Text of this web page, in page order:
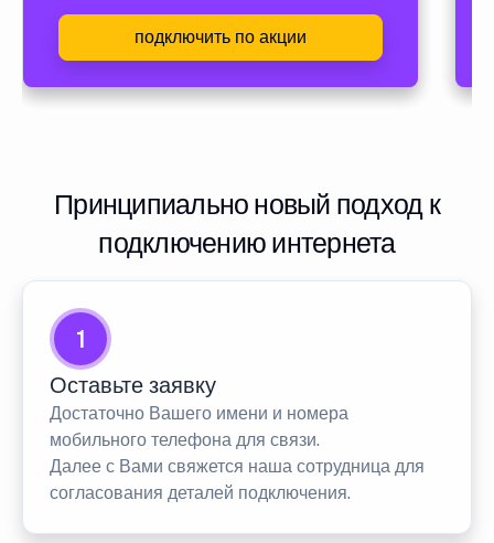
подключить по акции
Принципиально новый подход к
подключению интернета
1
Оставьте заявку
Достаточно Вашего имени и номера
мобильного телефона для связи.
Далее с Вами свяжется наша сотрудница для
согласования деталей подключения.